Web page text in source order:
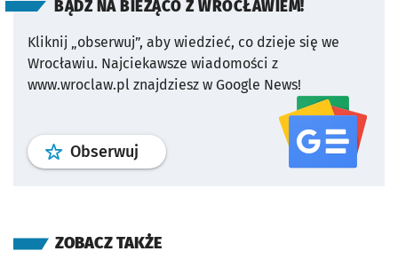
BĄDŹ NA BIEŻĄCO Z WROCŁAWIEM!
Kliknij „obserwuj”, aby wiedzieć, co dzieje się we
Wrocławiu. Najciekawsze wiadomości z
www.wroclaw.pl znajdziesz w Google News!
Obserwuj profil serwisu
ZOBACZ TAKŻE